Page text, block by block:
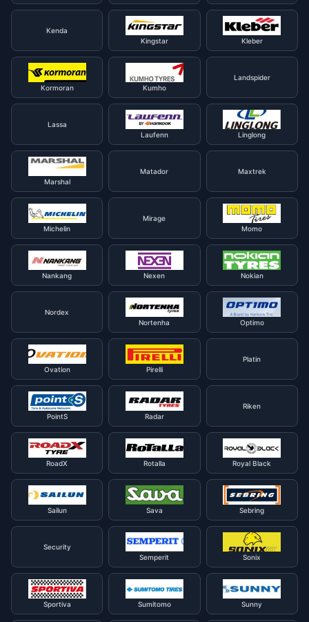
Kenda
Kingstar
Kleber
Kormoran Kumho
Landspider
Lassa
Laufenn
Linglong
Marshal
Matador Maxtrek
Michelin
Mirage
Momo
Nankang Nexen Nokian
Nordex
Nortenha
Optimo
Ovation Pirelli
Platin
PointS Radar
Riken
RoadX Rotalla Royal Black
Sailun Sava Sebring
Security
Semperit
Sonix
Sportiva Sumitomo Sunny